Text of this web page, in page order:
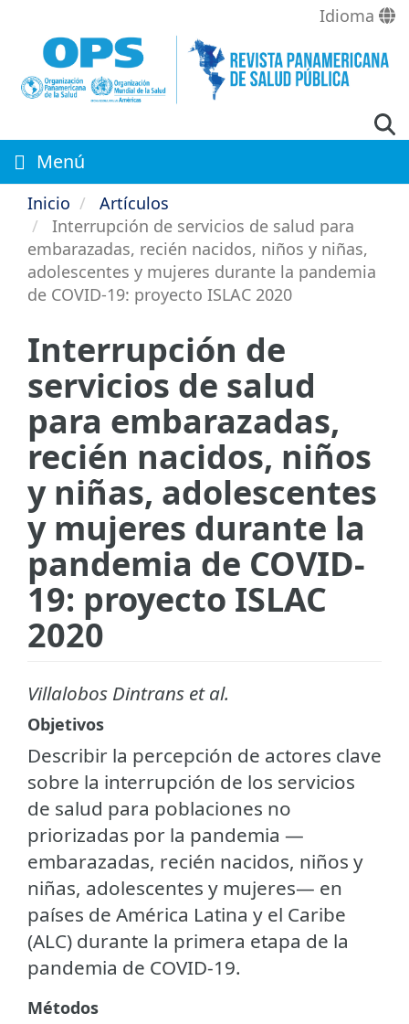
contenido
principal
Idioma
Menú
Inicio
Artículos
Interrupción de servicios de salud para
embarazadas, recién nacidos, niños y niñas,
adolescentes y mujeres durante la pandemia
de COVID-19: proyecto ISLAC 2020
Interrupción de
servicios de salud
para embarazadas,
recién nacidos, niños
y niñas, adolescentes
y mujeres durante la
pandemia de COVID-
19: proyecto ISLAC
2020
Villalobos Dintrans et al.
Objetivos
Describir la percepción de actores clave
sobre la interrupción de los servicios
de salud para poblaciones no
priorizadas por la pandemia —
embarazadas, recién nacidos, niños y
niñas, adolescentes y mujeres— en
países de América Latina y el Caribe
(ALC) durante la primera etapa de la
pandemia de COVID-19.
Métodos